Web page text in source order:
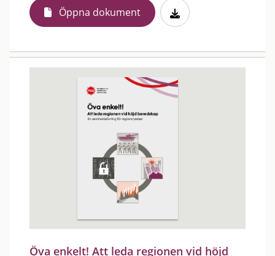
Öppna dokument
Öva enkelt! Att leda regionen vid höjd